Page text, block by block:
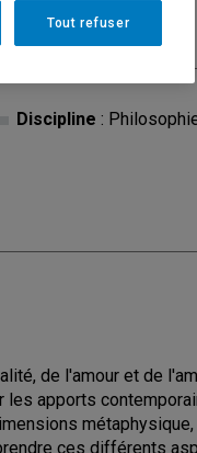
Discipline :
de l'amour et de
les apports
ces différents
Tout refuser